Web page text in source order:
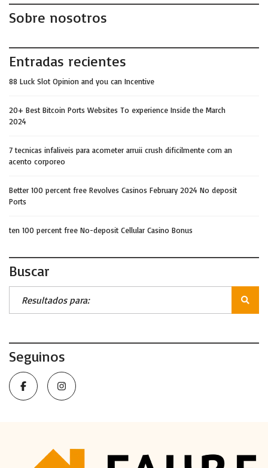
Sobre nosotros
Entradas recientes
88 Luck Slot Opinion and you can Incentive
20+ Best Bitcoin Ports Websites To experience Inside the March
2024
7 tecnicas infaliveis para acometer arruii crush dificilmente com an
acento corporeo
Better 100 percent free Revolves Casinos February 2024 No deposit
Ports
ten 100 percent free No-deposit Cellular Casino Bonus
Buscar
Seguinos